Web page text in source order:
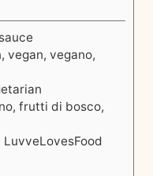
vegan, vegano,
frutti di bosco,
LuvveLovesFood